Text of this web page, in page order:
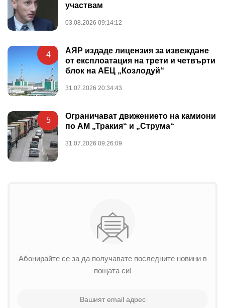
участвам
03.08.2026 09:14:12
4
АЯР издаде лицензия за извеждане
от експлоатация на трети и четвърти
блок на АЕЦ „Козлодуй“
31.07.2026 20:34:43
5
Ограничават движението на камиони
по АМ „Тракия“ и „Струма“
31.07.2026 09:26:09
Абонирайте се за да получавате последните новини в
пощата си!